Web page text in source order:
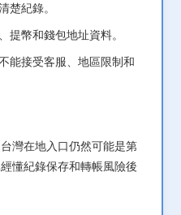
楚紀錄。
提幣和錢包地址資料。
能接受客服、地區限制和
灣在地入口仍然可能是第
懂紀錄保存和轉帳風險後